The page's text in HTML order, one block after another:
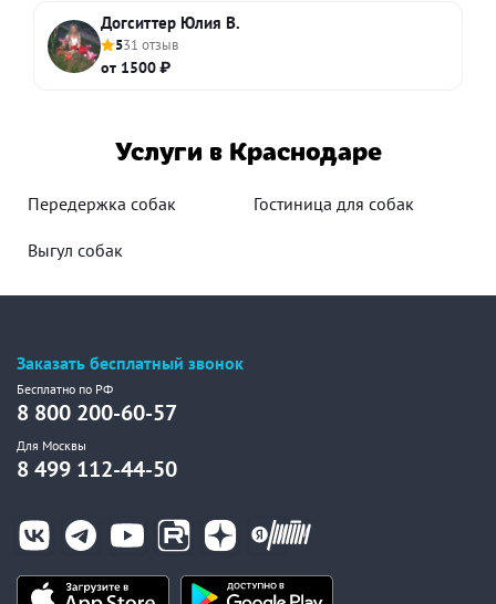
Догситтер Юлия В.
531 отзыв
от 1500 ₽
Услуги в Краснодаре
Передержка собак Гостиница для собак
Выгул собак
Заказать бесплатный звонок
Бесплатно по РФ
8 800 200-60-57
Для Москвы
8 499 112-44-50